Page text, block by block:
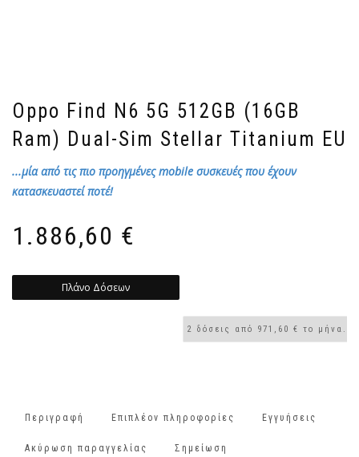
Oppo Find N6 5G 512GB (16GB
Ram) Dual-Sim Stellar Titanium EU
...μία από τις πιο προηγμένες mobile συσκευές που έχουν
κατασκευαστεί ποτέ!
1.886,60 €
Πλάνο Δόσεων
Περιγραφή Επιπλέον πληροφορίες Εγγυήσεις
Ακύρωση παραγγελίας Σημείωση